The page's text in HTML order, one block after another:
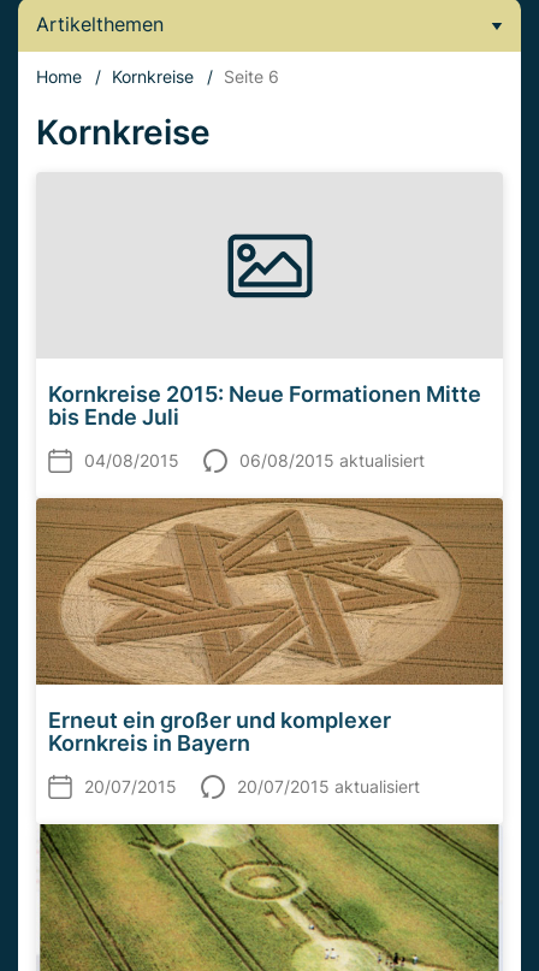
Artikelthemen
Home / Kornkreise / Seite 6
Kornkreise
Kornkreise 2015: Neue Formationen Mitte
bis Ende Juli
04/08/2015 06/08/2015 aktualisiert
Erneut ein großer und komplexer
Kornkreis in Bayern
20/07/2015 20/07/2015 aktualisiert